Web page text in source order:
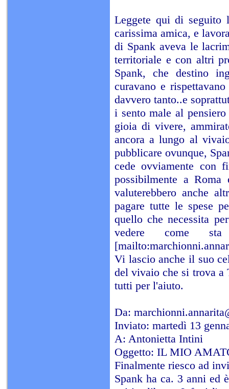
Leggete qui di
carissima amica, e
di Spank aveva le
territoriale e con altri
Spank, che destino
curavano e
davvero tanto..e
i sento male al
gioia di vivere,
ancora a lungo al
pubblicare ovunque,
cede ovviamente con
possibilmente a
valuterebbero anche
pagare tutte le spese
quello che necessita
vedere come
Vi lascio anche il
del vivaio che si
tutti per l'aiuto.
Da:
Inviato: martedì 13
A: Antonietta Intini
Oggetto: IL MIO
Finalmente riesco ad
Spank ha ca. 3 anni ed